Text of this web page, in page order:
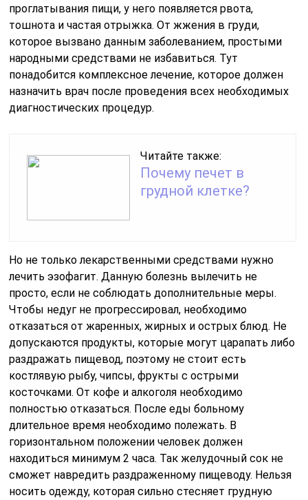
проглатывания пищи, у него появляется рвота,
тошнота и частая отрыжка. От жжения в груди,
которое вызвано данным заболеванием, простыми
народными средствами не избавиться. Тут
понадобится комплексное лечение, которое должен
назначить врач после проведения всех необходимых
диагностических процедур.
Читайте также:
Почему печет в
грудной клетке?
Но не только лекарственными средствами нужно
лечить эзофагит. Данную болезнь вылечить не
просто, если не соблюдать дополнительные меры.
Чтобы недуг не прогрессировал, необходимо
отказаться от жаренных, жирных и острых блюд. Не
допускаются продукты, которые могут царапать либо
раздражать пищевод, поэтому не стоит есть
костлявую рыбу, чипсы, фрукты с острыми
косточками. От кофе и алкоголя необходимо
полностью отказаться. После еды больному
длительное время необходимо полежать. В
горизонтальном положении человек должен
находиться минимум 2 часа. Так желудочный сок не
сможет навредить раздраженному пищеводу. Нельзя
носить одежду, которая сильно стесняет грудную